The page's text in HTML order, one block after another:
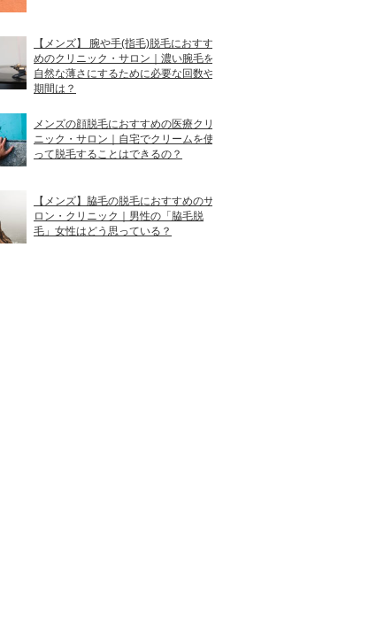
JR新橋駅銀座口 徒歩5分／銀座駅A2 徒歩6分
銀座一丁目駅10番出口 徒歩4分
銀座駅S1 徒歩3分／東銀座駅A1 徒歩3分
【メンズ】 腕や手(指毛)脱毛におすす
めのクリニック・サロン｜濃い腕毛を
自然な薄さにするために必要な回数や
期間は？
メンズの顔脱毛におすすめの医療クリ
ニック・サロン｜自宅でクリームを使
って脱毛することはできるの？
【メンズ】脇毛の脱毛におすすめのサ
ロン・クリニック｜男性の「脇毛脱
毛」女性はどう思っている？